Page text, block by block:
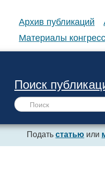
Архив публикаций
Материалы
Поиск
Подать статью или